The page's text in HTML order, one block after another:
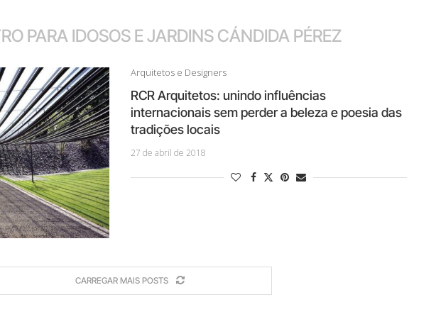
PARA IDOSOS E JARDINS CÁNDIDA PÉREZ
Arquitetos e Designers
RCR Arquitetos: unindo influências
internacionais sem perder a beleza e poesia das
tradições locais
27 de abril de 2018
CARREGAR MAIS POSTS